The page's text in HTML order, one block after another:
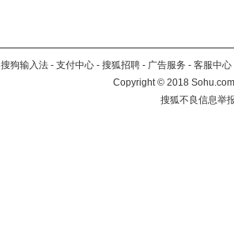
搜狗输入法 - 支付中心 - 搜狐招聘 - 广告服务 - 客服中心
Copyright©2018
搜狐不良信息举